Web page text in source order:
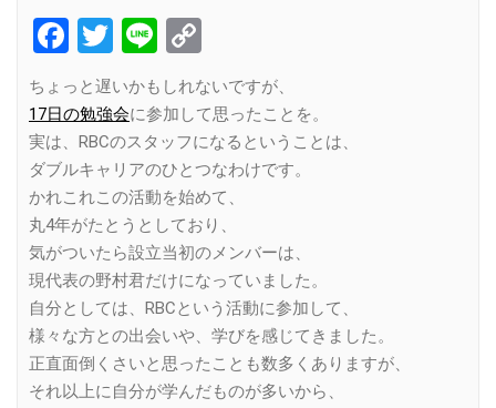
Facebook
Twitter
Line
Link
ちょっと遅いかもしれないですが、
17日の勉強会に参加して思ったことを。
実は、RBCのスタッフになるということは、
ダブルキャリアのひとつなわけです。
かれこれこの活動を始めて、
丸4年がたとうとしており、
気がついたら設立当初のメンバーは、
現代表の野村君だけになっていました。
自分としては、RBCという活動に参加して、
様々な方との出会いや、学びを感じてきました。
正直面倒くさいと思ったことも数多くありますが、
それ以上に自分が学んだものが多いから、